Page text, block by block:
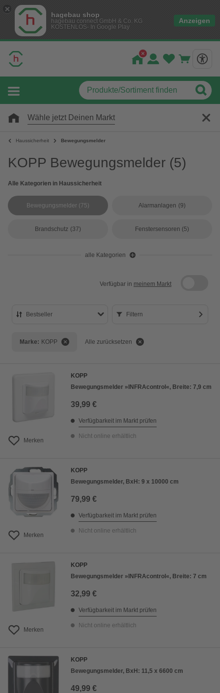
hagebau shop
hagebau connect GmbH & Co. KG
KOSTENLOS- In Google Play
Anzeigen
Wähle jetzt Deinen Markt
Haussicherheit Bewegungsmelder
KOPP Bewegungsmelder (5)
Alle Kategorien in Haussicherheit
Bewegungsmelder (75) Alarmanlagen (9)
Brandschutz (37) Fenstersensoren (5)
alle Kategorien
Verfügbar in meinem Markt
Bestseller
Bestseller
Filtern
Marke: KOPP Alle zurücksetzen
Merken
KOPP
Bewegungsmelder »INFRAcontrol«, Breite: 7,9 cm
39,99 €
Verfügbarkeit im Markt prüfen
Nicht online erhältlich
Merken
KOPP
Bewegungsmelder, BxH: 9 x 10000 cm
79,99 €
Verfügbarkeit im Markt prüfen
Nicht online erhältlich
Merken
KOPP
Bewegungsmelder »INFRAcontrol«, Breite: 7 cm
32,99 €
Verfügbarkeit im Markt prüfen
Nicht online erhältlich
KOPP
Bewegungsmelder, BxH: 11,5 x 6600 cm
49,99 €